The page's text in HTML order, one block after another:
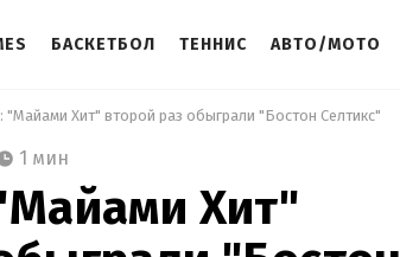
БАСКЕТБОЛ ТЕННИС АВТО/МОТО
"Майами Хит" второй раз обыграли "Бостон Селтикс"
1 мин
Хит"